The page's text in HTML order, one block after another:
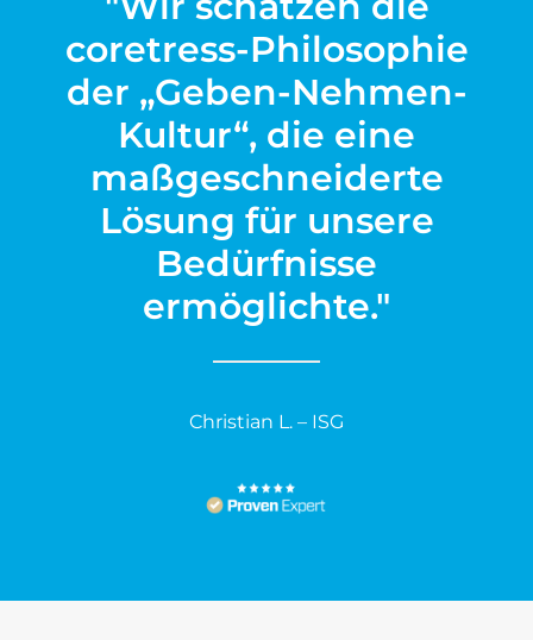
coretress-Philosophie
der „Geben-Nehmen-
Kultur“, die eine
maßgeschneiderte
Lösung für unsere
Bedürfnisse
ermöglichte."
Christian L. – ISG